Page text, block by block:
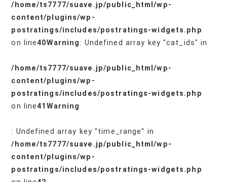
/home/ts7777/suave.jp/public_html/wp-
content/plugins/wp-
postratings/includes/postratings-widgets.php
on line40Warning: Undefined array key "cat_ids" in
/home/ts7777/suave.jp/public_html/wp-
content/plugins/wp-
postratings/includes/postratings-widgets.php
on line41 Warning
: Undefined array key "time_range" in
/home/ts7777/suave.jp/public_html/wp-
content/plugins/wp-
postratings/includes/postratings-widgets.php